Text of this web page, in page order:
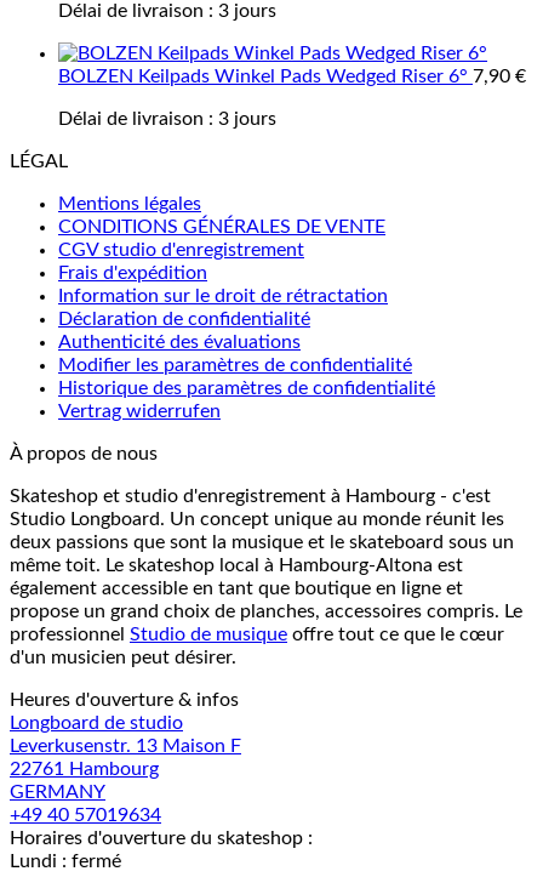
Délai de livraison : 3 jours
BOLZEN Keilpads Winkel Pads Wedged Riser 6° 7,90 €
Délai de livraison : 3 jours
LÉGAL
Mentions légales
CONDITIONS GÉNÉRALES DE VENTE
CGV studio d'enregistrement
Frais d'expédition
Information sur le droit de rétractation
Déclaration de confidentialité
Authenticité des évaluations
Modifier les paramètres de confidentialité
Historique des paramètres de confidentialité
Vertrag widerrufen
À propos de nous
Skateshop et studio d'enregistrement à Hambourg - c'est
Studio Longboard. Un concept unique au monde réunit les
deux passions que sont la musique et le skateboard sous un
même toit. Le skateshop local à Hambourg-Altona est
également accessible en tant que boutique en ligne et
propose un grand choix de planches, accessoires compris. Le
professionnel Studio de musique offre tout ce que le cœur
d'un musicien peut désirer.
Heures d'ouverture & infos
Longboard de studio
Leverkusenstr. 13 Maison F
22761 Hambourg
GERMANY
+49 40 57019634
Horaires d'ouverture du skateshop :
Lundi : fermé